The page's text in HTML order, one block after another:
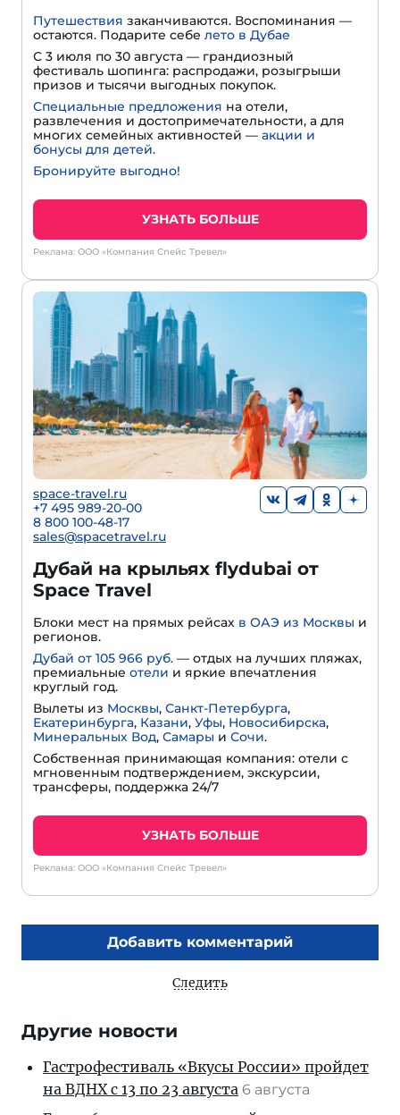
Путешествия заканчиваются. Воспоминания —
остаются. Подарите себе лето в Дубае
С 3 июля по 30 августа — грандиозный
фестиваль шопинга: распродажи, розыгрыши
призов и тысячи выгодных покупок.
Специальные предложения на отели,
развлечения и достопримечательности, а для
многих семейных активностей — акции и
бонусы для детей.
Бронируйте выгодно!
УЗНАТЬ БОЛЬШЕ
Реклама: ООО «Компания Спейс Тревел»
space-travel.ru
+7 495 989-20-00
8 800 100-48-17
sales@spacetravel.ru
Дубай на крыльях flydubai от
Space Travel
Блоки мест на прямых рейсах в ОАЭ из Москвы и
регионов.
Дубай от 105 966 руб. — отдых на лучших пляжах,
премиальные отели и яркие впечатления
круглый год.
Вылеты из Москвы, Санкт-Петербурга,
Екатеринбурга, Казани, Уфы, Новосибирска,
Минеральных Вод, Самары и Сочи.
Собственная принимающая компания: отели с
мгновенным подтверждением, экскурсии,
трансферы, поддержка 24/7
УЗНАТЬ БОЛЬШЕ
Реклама: ООО «Компания Спейс Тревел»
Добавить комментарий
Следить
Другие новости
Гастрофестиваль «Вкусы России» пройдет
на ВДНХ с 13 по 23 августа 6 августа